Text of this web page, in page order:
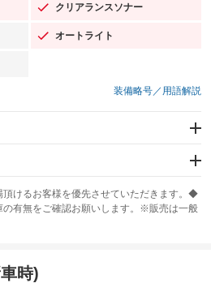
クリアランスソナー
：装備あり
オートライト
：装備あり
装備略号／用語解説
イド
ABS
頂けるお客様を優先させていただきます。◆
有無をご確認お願いします。※販売は一般
時)